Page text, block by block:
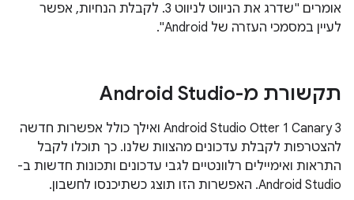
אומרים "שדרג את הניווט לניווט 3. לקבלת הנחיות, אפשר
לעיין במסמכי העזרה של Android".
תקשורת מ-Android Studio
‫Android Studio Otter 1 Canary 3 ואילך כולל אפשרות חדשה
להצטרפות לקבלת עדכונים מהצוות שלנו. כך תוכלו לקבל
התראות ואימיילים רלוונטיים לגבי עדכונים ותכונות חדשות ב-
Android Studio. האפשרות הזו תוצג כשתיכנסו לחשבון.